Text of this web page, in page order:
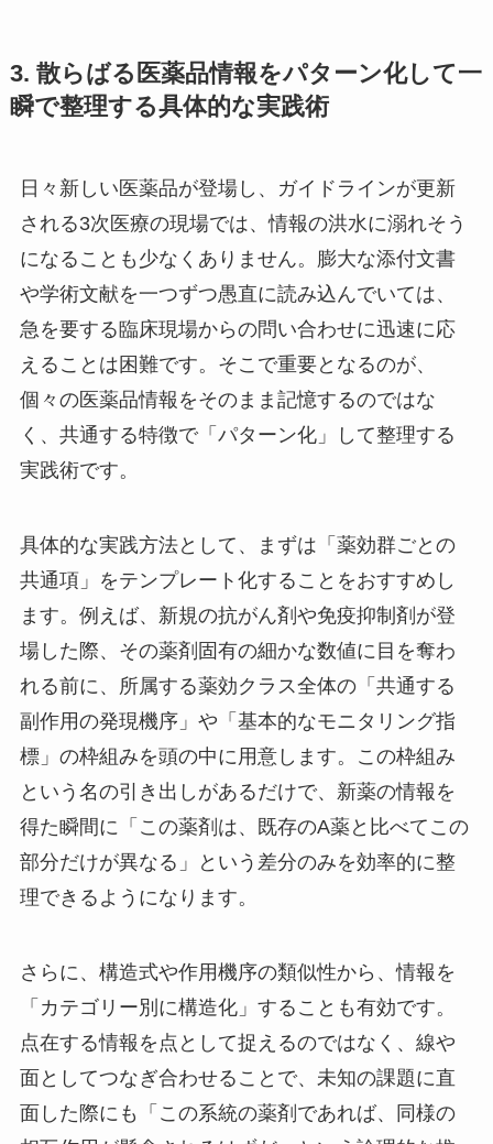
3. 散らばる医薬品情報をパターン化して一
瞬で整理する具体的な実践術
日々新しい医薬品が登場し、ガイドラインが更新
される3次医療の現場では、情報の洪水に溺れそう
になることも少なくありません。膨大な添付文書
や学術文献を一つずつ愚直に読み込んでいては、
急を要する臨床現場からの問い合わせに迅速に応
えることは困難です。そこで重要となるのが、
個々の医薬品情報をそのまま記憶するのではな
く、共通する特徴で「パターン化」して整理する
実践術です。
具体的な実践方法として、まずは「薬効群ごとの
共通項」をテンプレート化することをおすすめし
ます。例えば、新規の抗がん剤や免疫抑制剤が登
場した際、その薬剤固有の細かな数値に目を奪わ
れる前に、所属する薬効クラス全体の「共通する
副作用の発現機序」や「基本的なモニタリング指
標」の枠組みを頭の中に用意します。この枠組み
という名の引き出しがあるだけで、新薬の情報を
得た瞬間に「この薬剤は、既存のA薬と比べてこの
部分だけが異なる」という差分のみを効率的に整
理できるようになります。
さらに、構造式や作用機序の類似性から、情報を
「カテゴリー別に構造化」することも有効です。
点在する情報を点として捉えるのではなく、線や
面としてつなぎ合わせることで、未知の課題に直
面した際にも「この系統の薬剤であれば、同様の